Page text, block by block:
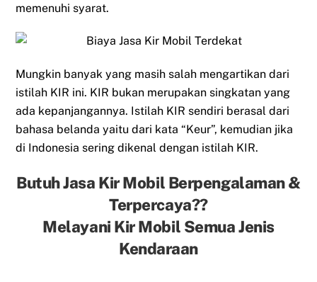
memenuhi syarat.
Mungkin banyak yang masih salah mengartikan dari
istilah KIR ini. KIR bukan merupakan singkatan yang
ada kepanjangannya. Istilah KIR sendiri berasal dari
bahasa belanda yaitu dari kata “Keur”, kemudian jika
di Indonesia sering dikenal dengan istilah KIR.
Butuh Jasa Kir Mobil Berpengalaman &
Terpercaya??
Melayani Kir Mobil Semua Jenis
Kendaraan